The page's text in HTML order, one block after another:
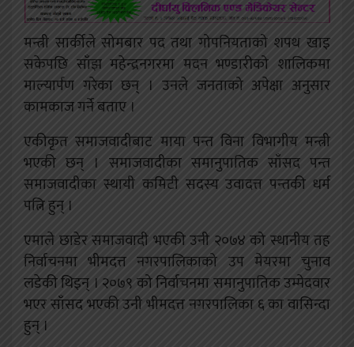
मन्त्री सार्कीले सोमबार पद तथा गोपनियताको शपथ खाइ
सकेपछि साँझ महेन्द्रनगरमा मदन भण्डारीको शालिकमा
माल्यार्पण गरेका छन् । उनले जनताको अपेक्षा अनुसार
कामकाज गर्ने बताए ।
एकीकृत समाजवादीबाट माया पन्त विना विभागीय मन्त्री
भएकी छन् । समाजवादीका समानुपातिक साँसद पन्त
समाजवादीका स्थायी कमिटी सदस्य उवादत्त पन्तकी धर्म
पत्नि हुन् ।
एमाले छाडेर समाजवादी भएकी उनी २०७४ को स्थानीय तह
निर्वाचनमा भीमदत्त नगरपालिकाको उप मेयरमा चुनाव
लडेकी थिइन् । २०७९ को निर्वाचनमा समानुपातिक उम्मेदवार
भएर साँसद भएकी उनी भीमदत्त नगरपालिका ६ का वासिन्दा
हुन् ।